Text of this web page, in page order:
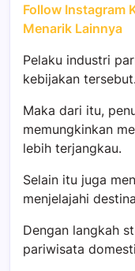
Follow Instagram
Menarik Lainnya
Pelaku industri
kebijakan tersebut.
Maka dari itu,
memungkinkan
lebih terjangkau.
Selain itu juga
menjelajahi
Dengan langkah
pariwisata